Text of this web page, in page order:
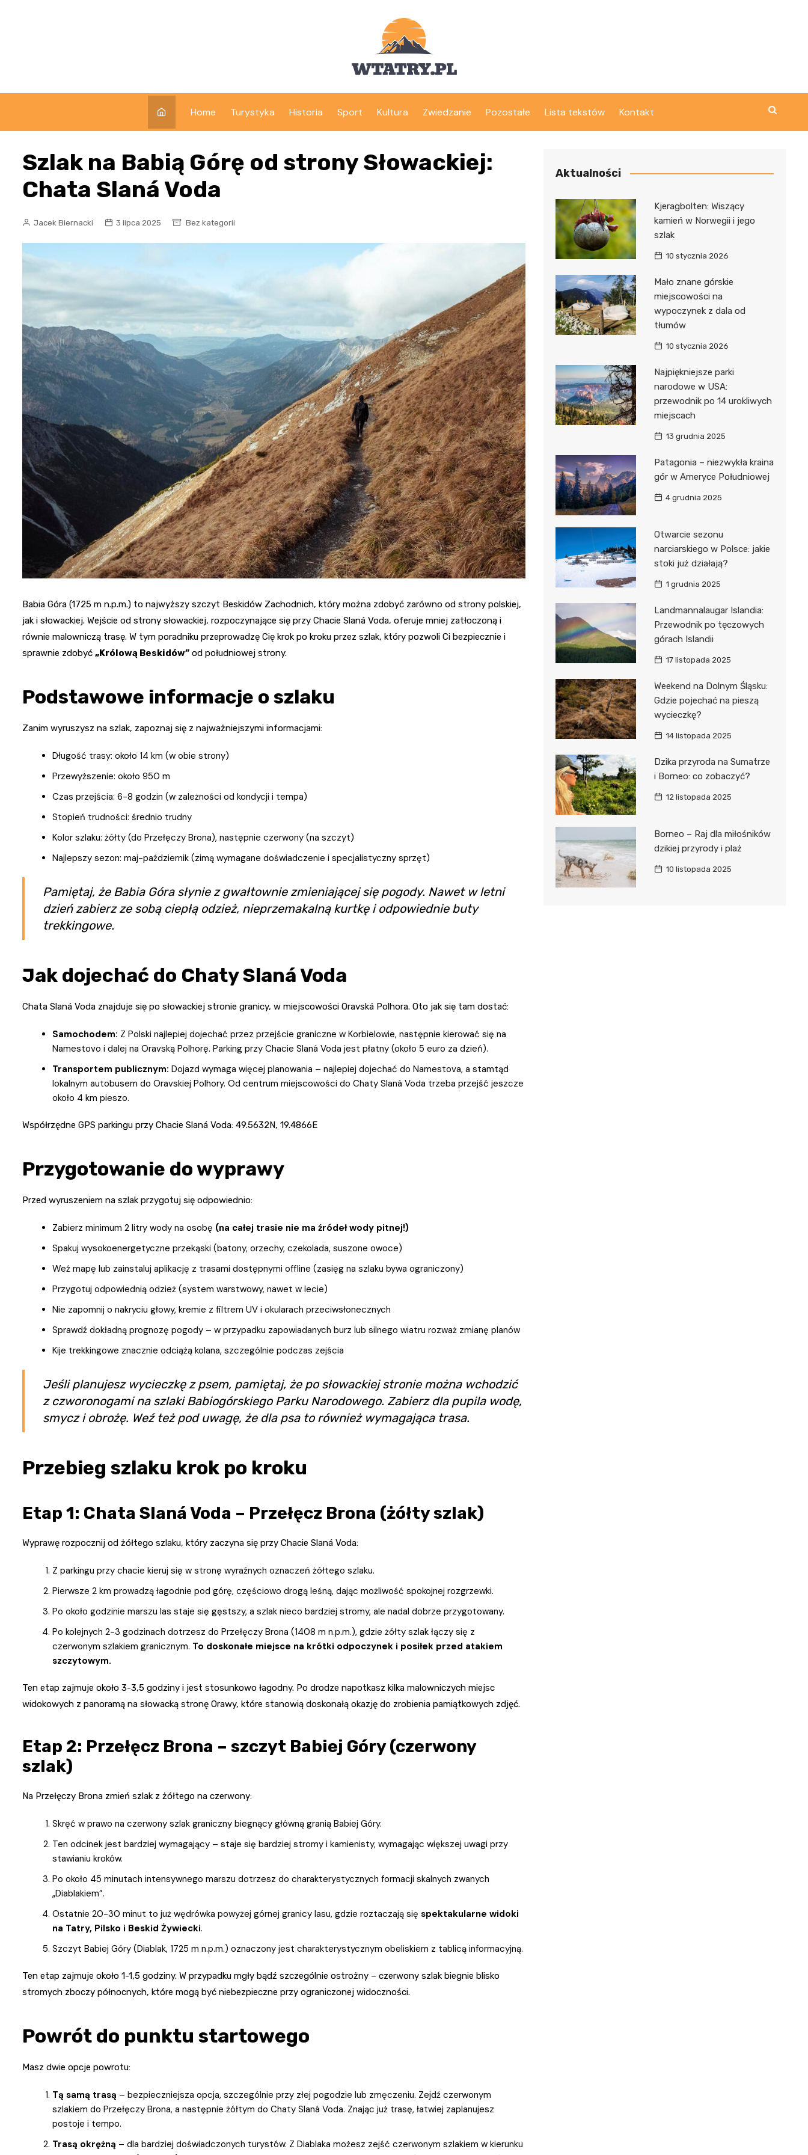
Home Turystyka Historia Sport Kultura Zwiedzanie Pozostałe Lista tekstów Kontakt
Szlak na Babią Górę od strony Słowackiej:
Chata Slaná Voda
Jacek Biernacki 3 lipca 2025 Bez kategorii
Babia Góra (1725 m n.p.m.) to najwyższy szczyt Beskidów Zachodnich, który można zdobyć zarówno od strony polskiej,
jak i słowackiej. Wejście od strony słowackiej, rozpoczynające się przy Chacie Slaná Voda, oferuje mniej zatłoczoną i
równie malowniczą trasę. W tym poradniku przeprowadzę Cię krok po kroku przez szlak, który pozwoli Ci bezpiecznie i
sprawnie zdobyć „Królową Beskidów” od południowej strony.
Podstawowe informacje o szlaku
Zanim wyruszysz na szlak, zapoznaj się z najważniejszymi informacjami:
Długość trasy: około 14 km (w obie strony)
Przewyższenie: około 950 m
Czas przejścia: 6-8 godzin (w zależności od kondycji i tempa)
Stopień trudności: średnio trudny
Kolor szlaku: żółty (do Przełęczy Brona), następnie czerwony (na szczyt)
Najlepszy sezon: maj-październik (zimą wymagane doświadczenie i specjalistyczny sprzęt)
Pamiętaj, że Babia Góra słynie z gwałtownie zmieniającej się pogody. Nawet w letni
dzień zabierz ze sobą ciepłą odzież, nieprzemakalną kurtkę i odpowiednie buty
trekkingowe.
Jak dojechać do Chaty Slaná Voda
Chata Slaná Voda znajduje się po słowackiej stronie granicy, w miejscowości Oravská Polhora. Oto jak się tam dostać:
Samochodem: Z Polski najlepiej dojechać przez przejście graniczne w Korbielowie, następnie kierować się na
Namestovo i dalej na Oravską Polhorę. Parking przy Chacie Slaná Voda jest płatny (około 5 euro za dzień).
Transportem publicznym: Dojazd wymaga więcej planowania – najlepiej dojechać do Namestova, a stamtąd
lokalnym autobusem do Oravskiej Polhory. Od centrum miejscowości do Chaty Slaná Voda trzeba przejść jeszcze
około 4 km pieszo.
Współrzędne GPS parkingu przy Chacie Slaná Voda: 49.5632N, 19.4866E
Przygotowanie do wyprawy
Przed wyruszeniem na szlak przygotuj się odpowiednio:
Zabierz minimum 2 litry wody na osobę (na całej trasie nie ma źródeł wody pitnej!)
Spakuj wysokoenergetyczne przekąski (batony, orzechy, czekolada, suszone owoce)
Weź mapę lub zainstaluj aplikację z trasami dostępnymi offline (zasięg na szlaku bywa ograniczony)
Przygotuj odpowiednią odzież (system warstwowy, nawet w lecie)
Nie zapomnij o nakryciu głowy, kremie z filtrem UV i okularach przeciwsłonecznych
Sprawdź dokładną prognozę pogody – w przypadku zapowiadanych burz lub silnego wiatru rozważ zmianę planów
Kije trekkingowe znacznie odciążą kolana, szczególnie podczas zejścia
Jeśli planujesz wycieczkę z psem, pamiętaj, że po słowackiej stronie można wchodzić
z czworonogami na szlaki Babiogórskiego Parku Narodowego. Zabierz dla pupila wodę,
smycz i obrożę. Weź też pod uwagę, że dla psa to również wymagająca trasa.
Przebieg szlaku krok po kroku
Etap 1: Chata Slaná Voda – Przełęcz Brona (żółty szlak)
Wyprawę rozpocznij od żółtego szlaku, który zaczyna się przy Chacie Slaná Voda:
Z parkingu przy chacie kieruj się w stronę wyraźnych oznaczeń żółtego szlaku.
Pierwsze 2 km prowadzą łagodnie pod górę, częściowo drogą leśną, dając możliwość spokojnej rozgrzewki.
Po około godzinie marszu las staje się gęstszy, a szlak nieco bardziej stromy, ale nadal dobrze przygotowany.
Po kolejnych 2-3 godzinach dotrzesz do Przełęczy Brona (1408 m n.p.m.), gdzie żółty szlak łączy się z
czerwonym szlakiem granicznym. To doskonałe miejsce na krótki odpoczynek i posiłek przed atakiem
szczytowym.
Ten etap zajmuje około 3-3,5 godziny i jest stosunkowo łagodny. Po drodze napotkasz kilka malowniczych miejsc
widokowych z panoramą na słowacką stronę Orawy, które stanowią doskonałą okazję do zrobienia pamiątkowych zdjęć.
Etap 2: Przełęcz Brona – szczyt Babiej Góry (czerwony
szlak)
Na Przełęczy Brona zmień szlak z żółtego na czerwony:
Skręć w prawo na czerwony szlak graniczny biegnący główną granią Babiej Góry.
Ten odcinek jest bardziej wymagający – staje się bardziej stromy i kamienisty, wymagając większej uwagi przy
stawianiu kroków.
Po około 45 minutach intensywnego marszu dotrzesz do charakterystycznych formacji skalnych zwanych
„Diablakiem”.
Ostatnie 20-30 minut to już wędrówka powyżej górnej granicy lasu, gdzie roztaczają się spektakularne widoki
na Tatry, Pilsko i Beskid Żywiecki.
Szczyt Babiej Góry (Diablak, 1725 m n.p.m.) oznaczony jest charakterystycznym obeliskiem z tablicą informacyjną.
Ten etap zajmuje około 1-1,5 godziny. W przypadku mgły bądź szczególnie ostrożny – czerwony szlak biegnie blisko
stromych zboczy północnych, które mogą być niebezpieczne przy ograniczonej widoczności.
Powrót do punktu startowego
Masz dwie opcje powrotu:
Tą samą trasą – bezpieczniejsza opcja, szczególnie przy złej pogodzie lub zmęczeniu. Zejdź czerwonym
szlakiem do Przełęczy Brona, a następnie żółtym do Chaty Slaná Voda. Znając już trasę, łatwiej zaplanujesz
postoje i tempo.
Trasą okrężną – dla bardziej doświadczonych turystów. Z Diablaka możesz zejść czerwonym szlakiem w kierunku
Aktualności
Kjeragbolten: Wiszący
kamień w Norwegii i jego
szlak
10 stycznia 2026
Mało znane górskie
miejscowości na
wypoczynek z dala od
tłumów
10 stycznia 2026
Najpiękniejsze parki
narodowe w USA:
przewodnik po 14 urokliwych
miejscach
13 grudnia 2025
Patagonia – niezwykła kraina
gór w Ameryce Południowej
4 grudnia 2025
Otwarcie sezonu
narciarskiego w Polsce: jakie
stoki już działają?
1 grudnia 2025
Landmannalaugar Islandia:
Przewodnik po tęczowych
górach Islandii
17 listopada 2025
Weekend na Dolnym Śląsku:
Gdzie pojechać na pieszą
wycieczkę?
14 listopada 2025
Dzika przyroda na Sumatrze
i Borneo: co zobaczyć?
12 listopada 2025
Borneo – Raj dla miłośników
dzikiej przyrody i plaż
10 listopada 2025